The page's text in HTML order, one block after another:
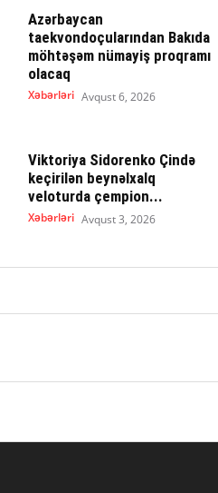
Azərbaycan
taekvondoçularından Bakıda
möhtəşəm nümayiş proqramı
olacaq
Xəbərləri Avqust 6, 2026
Viktoriya Sidorenko Çində
keçirilən beynəlxalq
veloturda çempion...
Xəbərləri Avqust 3, 2026